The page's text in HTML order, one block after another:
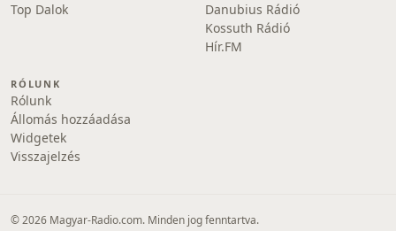
Top Dalok
Danubius Rádió
Kossuth Rádió
Hír.FM
RÓLUNK
Rólunk
Állomás hozzáadása
Widgetek
Visszajelzés
© 2026 Magyar-Radio.com. Minden jog fenntartva.